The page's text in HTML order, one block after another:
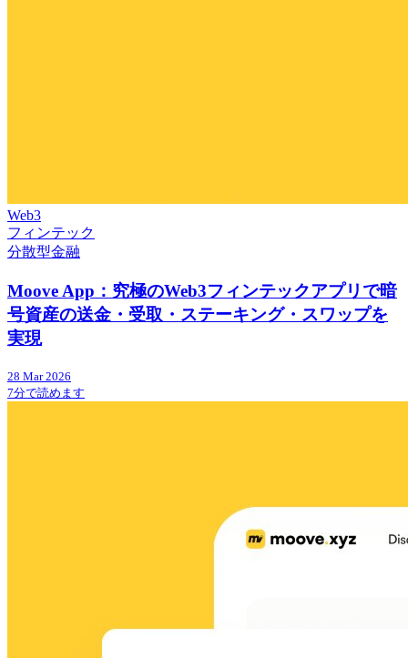
Web3
フィンテック
分散型金融
Moove App：究極のWeb3フィンテックアプリで暗
号資産の送金・受取・ステーキング・スワップを
実現
28 Mar 2026
7分で読めます